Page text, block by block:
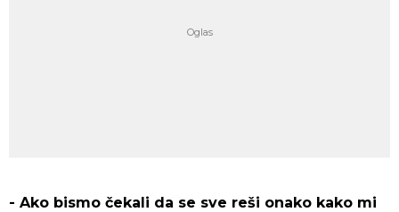
- Ako bismo čekali da se sve reši onako kako mi